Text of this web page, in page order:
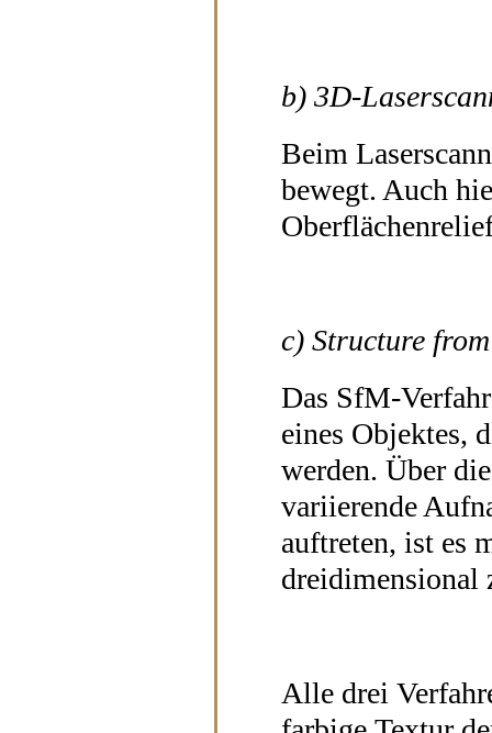
b) 3D-
Beim
bewegt. Auch
c) Structure
Das SfM-
eines Objektes,
werden. Über
variierende
auftreten, ist es
dreidimensional
Alle drei